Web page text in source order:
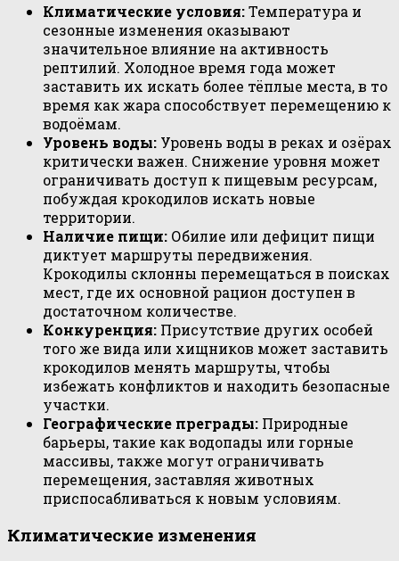
Климатические условия:Температура и
сезонные изменения оказывают
значительное влияние на активность
рептилий. Холодное время года может
заставить их искать более тёплые места, в то
время как жара способствует перемещению к
водоёмам.
Уровень воды: Уровень воды в реках и озёрах
критически важен. Снижение уровня может
ограничивать доступ к пищевым ресурсам,
побуждая крокодилов искать новые
территории.
Наличие пищи: Обилие или дефицит пищи
диктует маршруты передвижения.
Крокодилы склонны перемещаться в поисках
мест, где их основной рацион доступен в
достаточном количестве.
Конкуренция: Присутствие других особей
того же вида или хищников может заставить
крокодилов менять маршруты, чтобы
избежать конфликтов и находить безопасные
участки.
Географические преграды: Природные
барьеры, такие как водопады или горные
массивы, также могут ограничивать
перемещения, заставляя животных
приспосабливаться к новым условиям.
Климатические изменения